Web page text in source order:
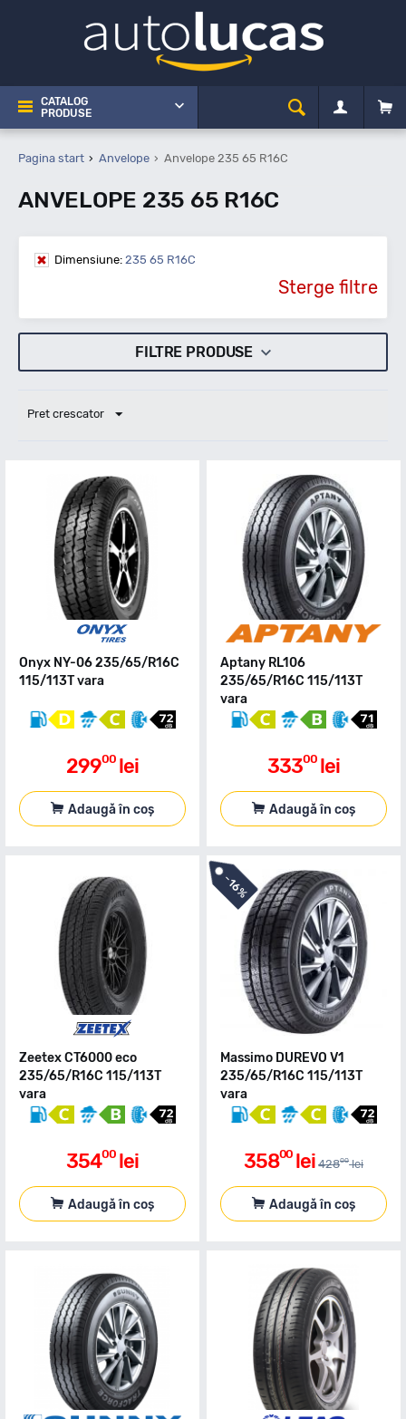
CATALOG
PRODUSE
Pagina start Anvelope Anvelope 235 65 R16C
ANVELOPE 235 65 R16C
Dimensiune: 235 65 R16C
Sterge filtre
FILTRE PRODUSE
Pret crescator
Onyx NY-06 235/65/R16C
115/113T vara
29900 lei
Adaugă în coș
Aptany RL106
235/65/R16C 115/113T
vara
33300 lei
Adaugă în coș
Zeetex CT6000 eco
235/65/R16C 115/113T
vara
35400 lei
Adaugă în coș
-16%
Massimo DUREVO V1
235/65/R16C 115/113T
vara
35800 lei 42800 lei
Adaugă în coș